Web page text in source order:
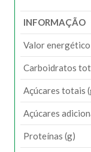
INFORMAÇÃO
Valor energético
Carboidratos
Açúcares totais
Açúcares
Proteínas (g)